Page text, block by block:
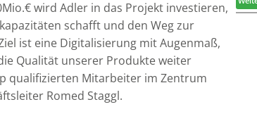
wird Adler in das Projekt investieren,
schafft und den Weg zur
ist eine Digitalisierung mit Augenmaß,
Qualität unserer Produkte weiter
qualifizierten Mitarbeiter im Zentrum
Romed Staggl.